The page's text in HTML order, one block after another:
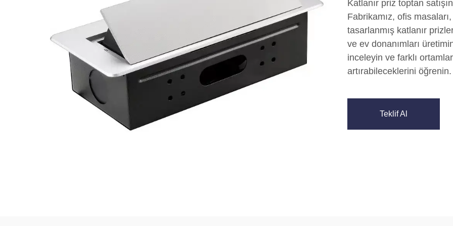
Katlanır priz toptan
Fabrikamız, ofis
tasarlanmış katlanır
ve ev donanımları
inceleyin ve farklı
artırabileceklerini öğrenin.
Teklif Al